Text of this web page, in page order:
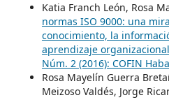
Katia Franch León, Rosa
normas ISO 9000: una
conocimiento, la
aprendizaje organizacional
Núm. 2 (2016): COFIN
Rosa Mayelín Guerra
Meizoso Valdés, Jorge